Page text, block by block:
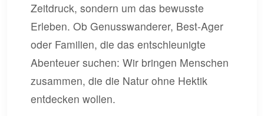
Zeitdruck, sondern um das bewusste
Erleben. Ob Genusswanderer, Best-Ager
oder Familien, die das entschleunigte
Abenteuer suchen: Wir bringen Menschen
zusammen, die die Natur ohne Hektik
entdecken wollen.